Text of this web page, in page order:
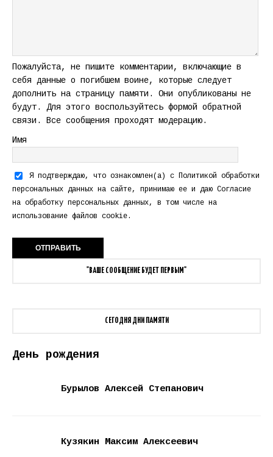
Пожалуйста, не пишите комментарии, включающие в
себя данные о погибшем воине, которые следует
дополнить на страницу памяти. Они опубликованы не
будут. Для этого воспользуйтесь формой обратной
связи. Все сообщения проходят модерацию.
Имя
Я подтверждаю, что ознакомлен(а) с Политикой обработки
персональных данных на сайте, принимаю ее и даю Согласие
на обработку персональных данных, в том числе на
использование файлов cookie.
"ВАШЕ СООБЩЕНИЕ БУДЕТ ПЕРВЫМ"
СЕГОДНЯ ДНИ ПАМЯТИ
День рождения
Бурылов Алексей Степанович
Кузякин Максим Алексеевич